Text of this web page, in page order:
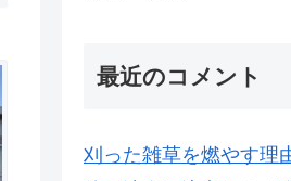
最近のコメント
刈った雑草を燃やす理